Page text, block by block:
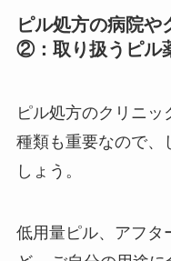
ピル処方の病院や
②：取り扱うピル
ピル処方のクリニ
種類も重要なので、
しょう。
低用量ピル、アフタ